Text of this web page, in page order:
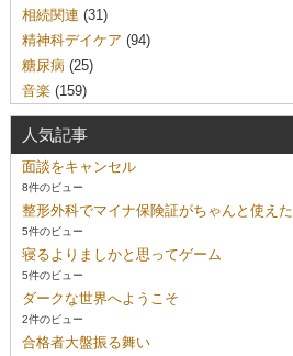
相続関連 (31)
精神科デイケア (94)
糖尿病 (25)
音楽(159)
人気記事
面談をキャンセル
8件のビュー
整形外科でマイナ保険証がちゃんと使えた
5件のビュー
寝るよりましかと思ってゲーム
5件のビュー
ダークな世界へようこそ
2件のビュー
合格者大盤振る舞い